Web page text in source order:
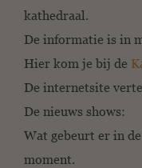
kathedraal.
De informatie is in
Hier kom je bij de
De internetsite
De nieuws shows:
Wat gebeurt er in
moment.